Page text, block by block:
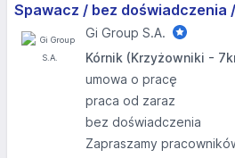
Spawacz / bez doświadczenia
Gi Group S.A.
Kórnik (Krzyżowniki -
umowa o pracę
praca od zaraz
bez doświadczenia
Zapraszamy